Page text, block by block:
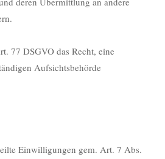
77 DSGVO das Recht, eine
Aufsichtsbehörde
Einwilligungen gem. Art. 7 Abs.